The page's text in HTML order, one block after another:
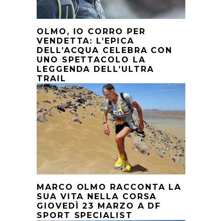
OLMO, IO CORRO PER
VENDETTA: L’EPICA
DELL’ACQUA CELEBRA CON
UNO SPETTACOLO LA
LEGGENDA DELL’ULTRA
TRAIL
MARCO OLMO RACCONTA LA
SUA VITA NELLA CORSA
GIOVEDÌ 23 MARZO A DF
SPORT SPECIALIST